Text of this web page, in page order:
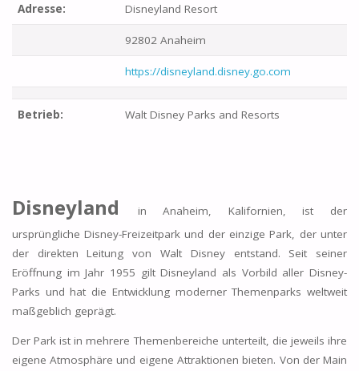
Adresse: Disneyland Resort
92802 Anaheim
https://disneyland.disney.go.com
Betrieb: Walt Disney Parks and Resorts
Disneyland
in Anaheim, Kalifornien, ist der
ursprüngliche Disney-Freizeitpark und der einzige Park, der unter
der direkten Leitung von Walt Disney entstand. Seit seiner
Eröffnung im Jahr 1955 gilt Disneyland als Vorbild aller Disney-
Parks und hat die Entwicklung moderner Themenparks weltweit
maßgeblich geprägt.
Der Park ist in mehrere Themenbereiche unterteilt, die jeweils ihre
eigene Atmosphäre und eigene Attraktionen bieten. Von der Main